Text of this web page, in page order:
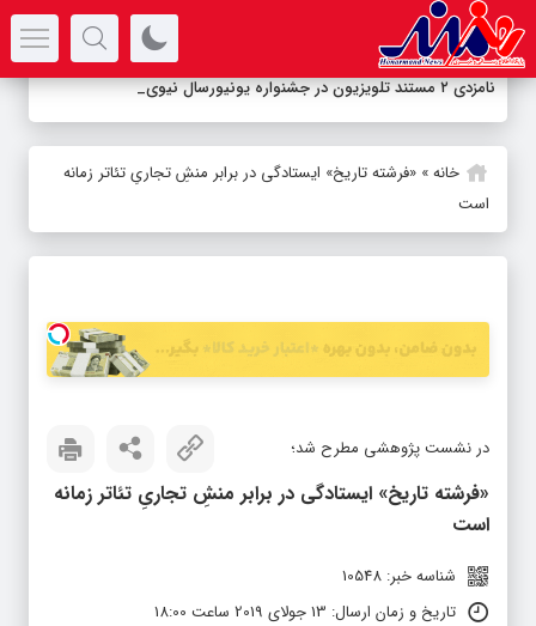
نامزدی ۲ مستند تلویزیون در جشنواره یونیورسال نیویورک
خانه» «فرشته تاریخ» ایستادگی در برابر منشِ تجاریِ تئاتر زمانه
است
در نشست پژوهشی مطرح شد؛
«فرشته تاریخ» ایستادگی در برابر منشِ تجاریِ تئاتر زمانه
است
شناسه خبر: 10548
تاریخ و زمان ارسال: 13 جولای 2019 ساعت 18:00